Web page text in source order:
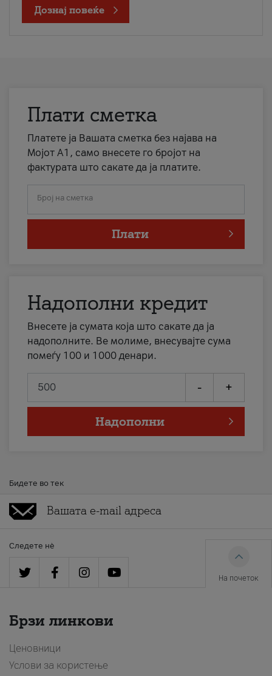
Дознај повеќе
Плати сметка
Платете ја Вашата сметка без најава на
Мојот А1, само внесете го бројот на
фактурата што сакате да ја платите.
Број на сметка
Плати
Надополни кредит
Внесете ја сумата која што сакате да ја
надополните. Ве молиме, внесувајте сума
помеѓу 100 и 1000 денари.
- +
Надополни
Бидете во тек
Следете нè
На почеток
Брзи линкови
Ценовници
Услови за користење